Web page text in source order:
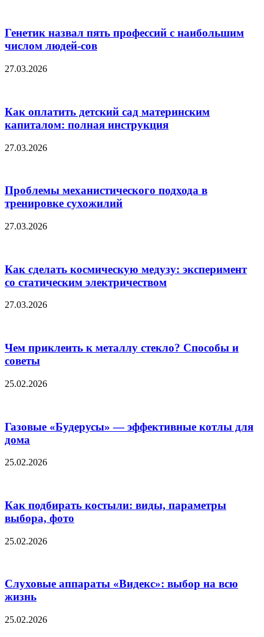
Генетик назвал пять профессий с наибольшим
числом людей-сов
27.03.2026
Как оплатить детский сад материнским
капиталом: полная инструкция
27.03.2026
Проблемы механистического подхода в
тренировке сухожилий
27.03.2026
Как сделать космическую медузу: эксперимент
со статическим электричеством
27.03.2026
Чем приклеить к металлу стекло? Способы и
советы
25.02.2026
Газовые «Будерусы» — эффективные котлы для
дома
25.02.2026
Как подбирать костыли: виды, параметры
выбора, фото
25.02.2026
Слуховые аппараты «Видекс»: выбор на всю
жизнь
25.02.2026